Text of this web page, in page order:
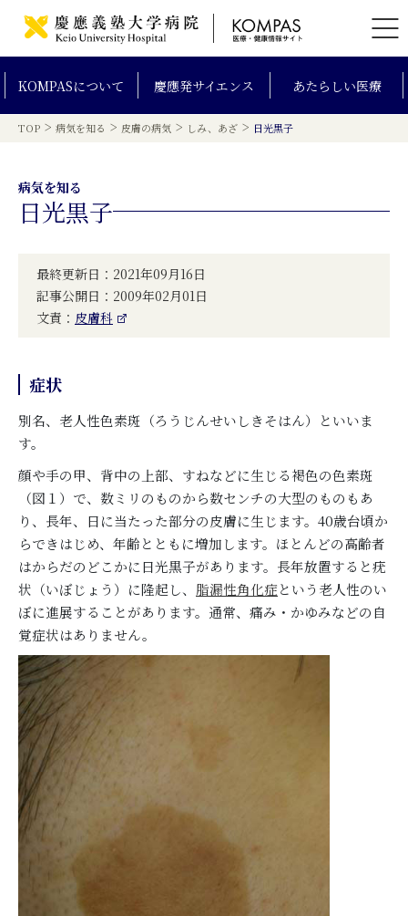
KOMPASについて 慶應発サイエンス あたらしい医療
TOP > 病気を知る > 皮膚の病気 > しみ、あざ > 日光黒子
病気を知る
日光黒子
最終更新日：2021年09月16日
記事公開日：2009年02月01日
文責： 皮膚科
症状
別名、老人性色素斑（ろうじんせいしきそはん）といいま
す。
顔や手の甲、背中の上部、すねなどに生じる褐色の色素斑
（図１）で、数ミリのものから数センチの大型のものもあ
り、長年、日に当たった部分の皮膚に生じます。40歳台頃か
らできはじめ、年齢とともに増加します。ほとんどの高齢者
はからだのどこかに日光黒子があります。長年放置すると疣
状（いぼじょう）に隆起し、 脂漏性角化症という老人性のい
ぼに進展することがあります。通常、痛み・かゆみなどの自
覚症状はありません。